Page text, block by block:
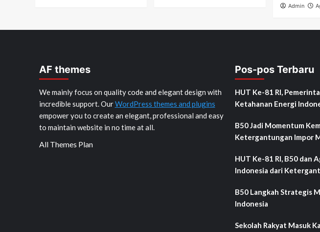
Admin
AF themes
We mainly focus on quality code and elegant design with
incredible support. OurWordPress themes and plugins
empower you to create an elegant, professional and easy
to maintain website in no time at all.
All Themes Plan
Pos-pos Terbaru
HUT Ke-81 RI,
Ketahanan Energi
B50 Jadi Momentum
Ketergantungan Impor
HUT Ke-81 RI, B50 dan
Indonesia dari
B50 Langkah Strategis
Indonesia
Sekolah Rakyat Masuk